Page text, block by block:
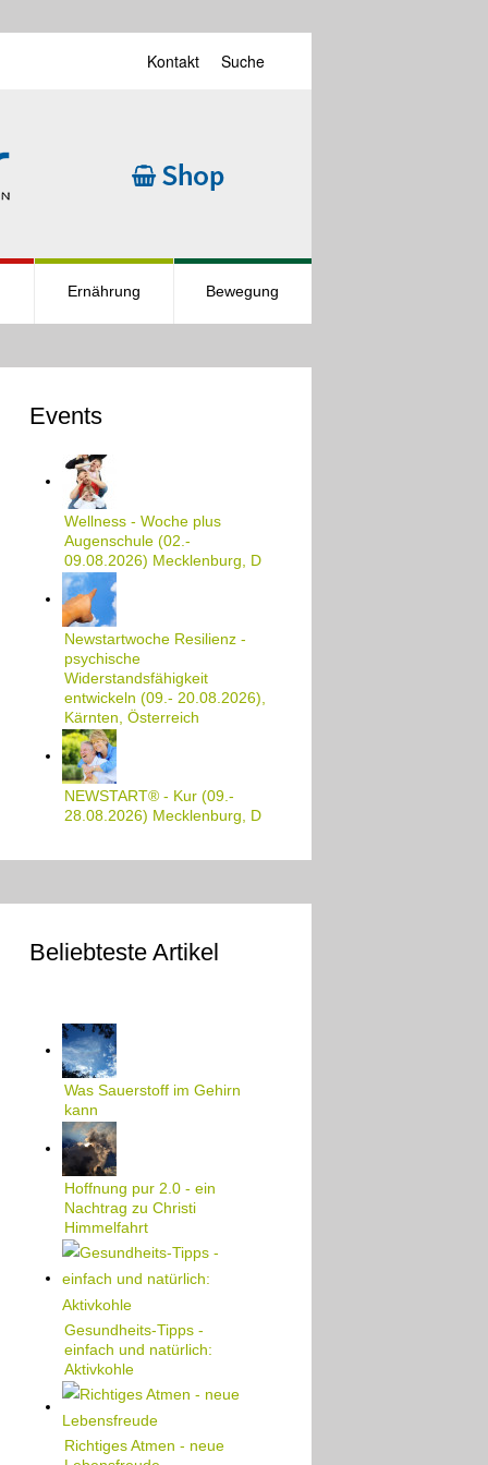
Kontakt Suche
Ernährung Bewegung
Events
Wellness - Woche plus
Augenschule (02.-
09.08.2026) Mecklenburg, D
Newstartwoche Resilienz -
psychische
Widerstandsfähigkeit
entwickeln (09.- 20.08.2026),
Kärnten, Österreich
NEWSTART® - Kur (09.-
28.08.2026) Mecklenburg, D
Beliebteste Artikel
Was Sauerstoff im Gehirn
kann
Hoffnung pur 2.0 - ein
Nachtrag zu Christi
Himmelfahrt
Gesundheits-Tipps -
einfach und natürlich:
Aktivkohle
Richtiges Atmen - neue